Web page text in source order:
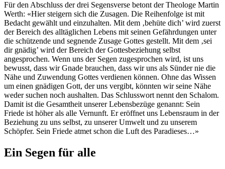
Für den Abschluss der drei Segensverse betont der Theologe Martin
Werth: «Hier steigern sich die Zusagen. Die Reihenfolge ist mit
Bedacht gewählt und einzuhalten. Mit dem ‚behüte dich’ wird zuerst
der Bereich des alltäglichen Lebens mit seinen Gefährdungen unter
die schützende und segnende Zusage Gottes gestellt. Mit dem ‚sei
dir gnädig’ wird der Bereich der Gottesbeziehung selbst
angesprochen. Wenn uns der Segen zugesprochen wird, ist uns
bewusst, dass wir Gnade brauchen, dass wir uns als Sünder nie die
Nähe und Zuwendung Gottes verdienen können. Ohne das Wissen
um einen gnädigen Gott, der uns vergibt, könnten wir seine Nähe
weder suchen noch aushalten. Das Schlusswort nennt den Schalom.
Damit ist die Gesamtheit unserer Lebensbezüge genannt: Sein
Friede ist höher als alle Vernunft. Er eröffnet uns Lebensraum in der
Beziehung zu uns selbst, zu unserer Umwelt und zu unserem
Schöpfer. Sein Friede atmet schon die Luft des Paradieses…»
Ein Segen für alle